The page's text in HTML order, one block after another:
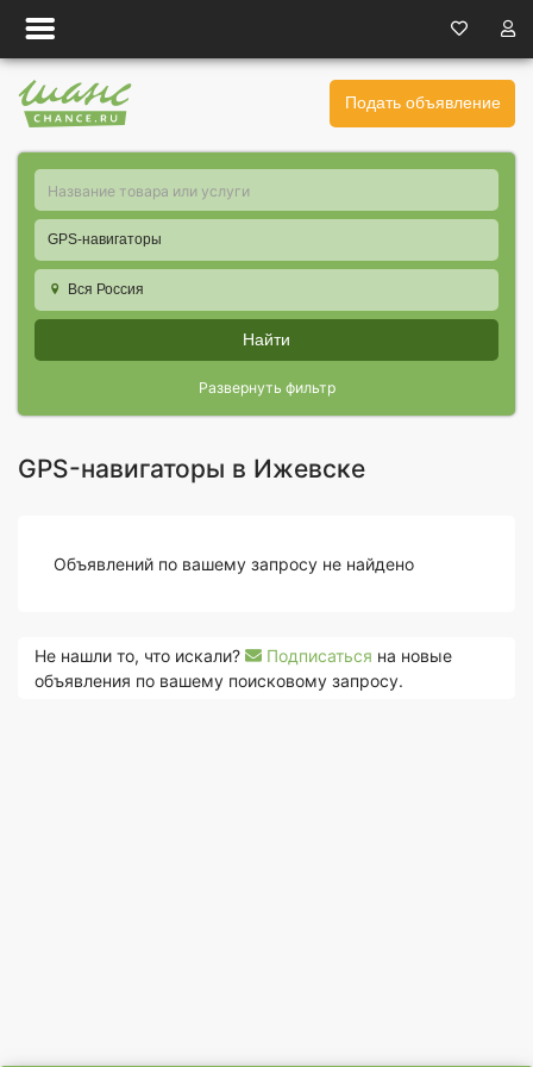
Подать объявление
GPS-навигаторы
Вся Россия
Найти
Развернуть фильтр
GPS-навигаторы в Ижевске
Объявлений по вашему запросу не найдено
Не нашли то, что искали? Подписаться на новые
объявления по вашему поисковому запросу.